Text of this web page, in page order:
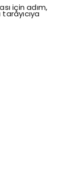
için adım,